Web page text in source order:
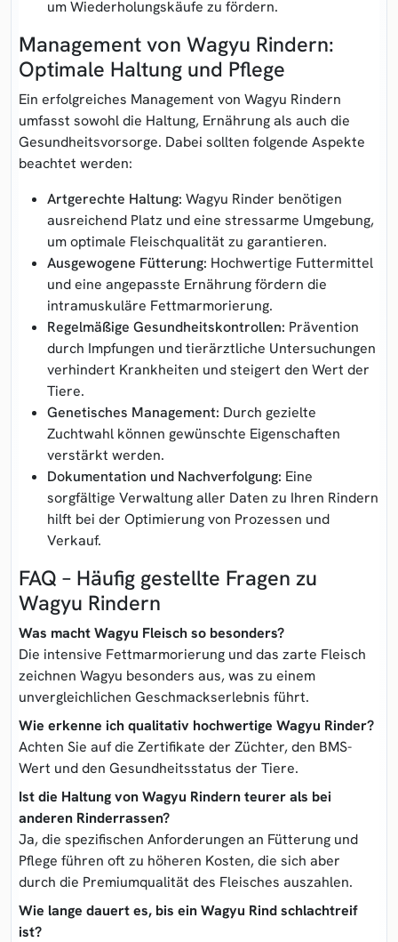
um Wiederholungskäufe zu fördern.
Management von Wagyu Rindern:
Optimale Haltung und Pflege
Ein erfolgreiches Management von Wagyu Rindern
umfasst sowohl die Haltung, Ernährung als auch die
Gesundheitsvorsorge. Dabei sollten folgende Aspekte
beachtet werden:
Artgerechte Haltung: Wagyu Rinder benötigen
ausreichend Platz und eine stressarme Umgebung,
um optimale Fleischqualität zu garantieren.
Ausgewogene Fütterung: Hochwertige Futtermittel
und eine angepasste Ernährung fördern die
intramuskuläre Fettmarmorierung.
Regelmäßige Gesundheitskontrollen: Prävention
durch Impfungen und tierärztliche Untersuchungen
verhindert Krankheiten und steigert den Wert der
Tiere.
Genetisches Management: Durch gezielte
Zuchtwahl können gewünschte Eigenschaften
verstärkt werden.
Dokumentation und Nachverfolgung: Eine
sorgfältige Verwaltung aller Daten zu Ihren Rindern
hilft bei der Optimierung von Prozessen und
Verkauf.
FAQ – Häufig gestellte Fragen zu
Wagyu Rindern
Was macht Wagyu Fleisch so besonders?
Die intensive Fettmarmorierung und das zarte Fleisch
zeichnen Wagyu besonders aus, was zu einem
unvergleichlichen Geschmackserlebnis führt.
Wie erkenne ich qualitativ hochwertige Wagyu Rinder?
Achten Sie auf die Zertifikate der Züchter, den BMS-
Wert und den Gesundheitsstatus der Tiere.
Ist die Haltung von Wagyu Rindern teurer als bei
anderen Rinderrassen?
Ja, die spezifischen Anforderungen an Fütterung und
Pflege führen oft zu höheren Kosten, die sich aber
durch die Premiumqualität des Fleisches auszahlen.
Wie lange dauert es, bis ein Wagyu Rind schlachtreif
ist?